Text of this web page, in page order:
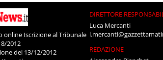
online Iscrizione al Tribunale
2012
del 13/12/2012
DIRETTORE
Luca Mercanti
REDAZIONE